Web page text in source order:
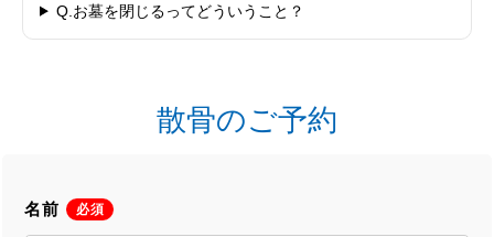
Q.お墓を閉じるってどういうこと？
散骨のご予約
名前 必須